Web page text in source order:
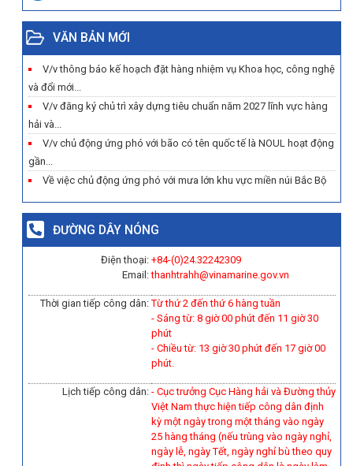
VĂN BẢN MỚI
V/v thông báo kế hoạch đặt hàng nhiệm vụ Khoa học, công nghệ
và đổi mới...
V/v đăng ký chủ trì xây dựng tiêu chuẩn năm 2027 lĩnh vực hàng
hải và...
V/v chủ động ứng phó với bão có tên quốc tế là NOUL hoạt động
gần...
Về việc chủ động ứng phó với mưa lớn khu vực miền núi Bắc Bộ
ĐƯỜNG DÂY NÓNG
Điện thoại:
Email:
+84-(0)24.32242309
thanhtrahh@vinamarine.gov.vn
Thời gian tiếp công dân:Từ thứ 2 đến thứ 6 hàng tuần
- Sáng từ: 8 giờ 00 phút đến 11 giờ 30
phút
- Chiều từ: 13 giờ 30 phút đến 17 giờ 00
phút.
Lịch tiếp công dân: - Cục trưởng Cục Hàng hải và Đường thủy
Việt Nam thực hiện tiếp công dân định
kỳ một ngày trong một tháng vào ngày
25 hàng tháng (nếu trùng vào ngày nghỉ,
ngày lễ, ngày Tết, ngày nghỉ bù theo quy